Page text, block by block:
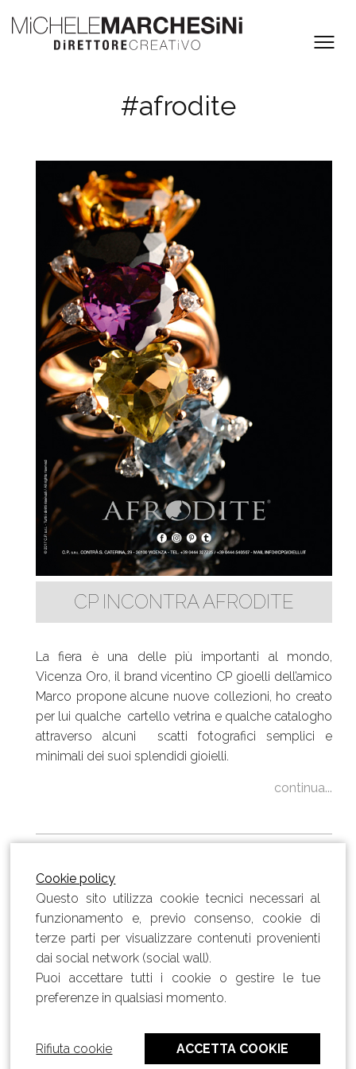
#afrodite
CP INCONTRA AFRODITE
La fiera è una delle più importanti al mondo,
Vicenza Oro, il brand vicentino CP gioelli dell’amico
Marco propone alcune nuove collezioni, ho creato
per lui qualche cartello vetrina e qualche catalogho
attraverso alcuni scatti fotografici semplici e
minimali dei suoi splendidi gioielli.
continua...
© 2018 - 2026 Michele Marchesini | Direttore
Creativo - P.IVA 02201750243
Privacy Policy- Cookie Policy- Modifica preferenze
Cookie policy
Questo sito utilizza cookie tecnici necessari al
funzionamento e, previo consenso, cookie di
terze parti per visualizzare contenuti provenienti
dai social network (social wall).
Puoi accettare tutti i cookie o gestire le tue
preferenze in qualsiasi momento.
ACCETTA COOKIE
Rifiuta cookie